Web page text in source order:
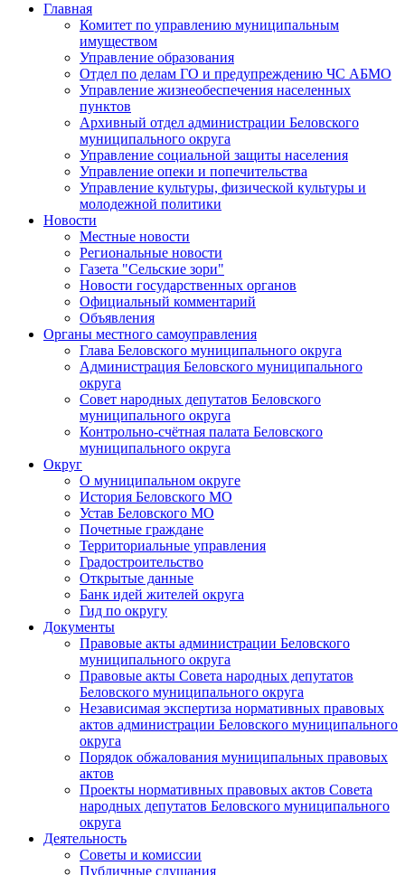
Главная
Комитет по управлению муниципальным
имуществом
Управление образования
Отдел по делам ГО и предупреждению ЧС АБМО
Управление жизнеобеспечения населенных
пунктов
Архивный отдел администрации Беловского
муниципального округа
Управление социальной защиты населения
Управление опеки и попечительства
Управление культуры, физической культуры и
молодежной политики
Новости
Местные новости
Региональные новости
Газета "Сельские зори"
Новости государственных органов
Официальный комментарий
Объявления
Органы местного самоуправления
Глава Беловского муниципального округа
Администрация Беловского муниципального
округа
Совет народных депутатов Беловского
муниципального округа
Контрольно-счётная палата Беловского
муниципального округа
Округ
О муниципальном округе
История Беловского МО
Устав Беловского МО
Почетные граждане
Территориальные управления
Градостроительство
Открытые данные
Банк идей жителей округа
Гид по округу
Документы
Правовые акты администрации Беловского
муниципального округа
Правовые акты Совета народных депутатов
Беловского муниципального округа
Независимая экспертиза нормативных правовых
актов администрации Беловского муниципального
округа
Порядок обжалования муниципальных правовых
актов
Проекты нормативных правовых актов Совета
народных депутатов Беловского муниципального
округа
Деятельность
Советы и комиссии
Публичные слушания